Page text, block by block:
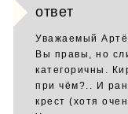
ответ
Уважаемый
Вы правы, но
категоричны.
при чём?.. И
крест (хотя